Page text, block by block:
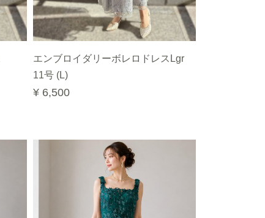
エンブロイダリーボレロドレスLgr
11号 (L)
¥ 6,500